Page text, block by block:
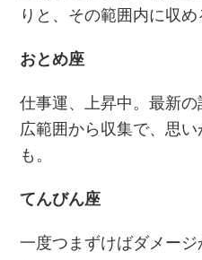
りと、その範囲内に収め
おとめ座
仕事運、上昇中。最新
広範囲から収集で、思
も。
てんびん座
一度つまずけばダメー